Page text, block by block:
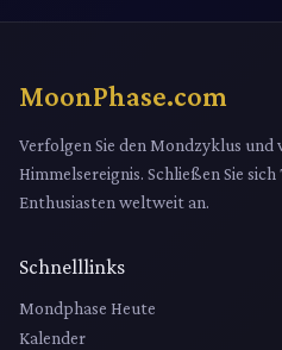
MoonPhase.com
Verfolgen Sie den Mondzyklus und
Himmelsereignis. Schließen Sie
Enthusiasten weltweit an.
Schnelllinks
Mondphase Heute
Kalender